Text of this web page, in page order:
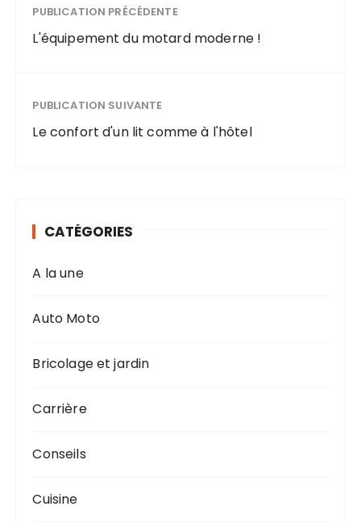
PUBLICATION PRÉCÉDENTE
L'équipement du motard moderne !
PUBLICATION SUIVANTE
Le confort d'un lit comme à l'hôtel
CATÉGORIES
A la une
Auto Moto
Bricolage et jardin
Carrière
Conseils
Cuisine